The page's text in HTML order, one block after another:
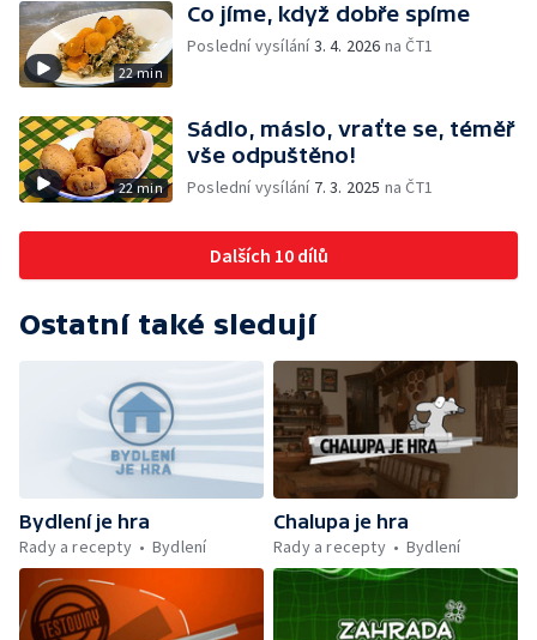
22 min
Co jíme, když dobře spíme
Poslední vysílání3. 4. 2026 na ČT1
22 min
Sádlo, máslo, vraťte se, téměř
vše odpuštěno!
Poslední vysílání 7. 3. 2025 na ČT1
Dalších 10 dílů
Ostatní také sledují
Bydlení je hra
Rady a recepty
Bydlení
Chalupa je hra
Rady a recepty
Bydlení